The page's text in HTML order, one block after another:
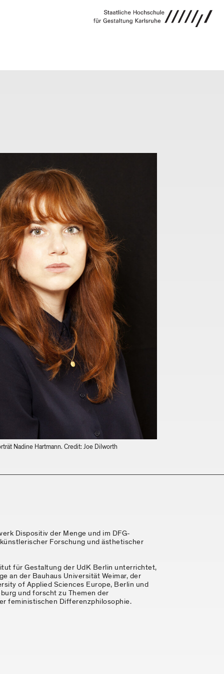
Nadine Hartmann. Credit: Joe Dilworth
Dispositiv der Menge und im DFG-
Forschung und ästhetischer
für Gestaltung der UdK Berlin unterrichtet,
an der Bauhaus Universität Weimar, der
of Applied Sciences Europe, Berlin und
und forscht zu Themen der
feministischen Differenzphilosophie.